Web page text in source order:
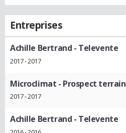
Entreprises
Achille Bertrand - Televente
2017 - 2017
Microclimat - Prospect terrain
2017 - 2017
Achille Bertrand - Televente